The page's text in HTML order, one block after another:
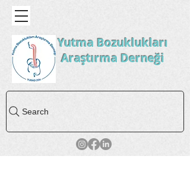
Yutma Bozuklukları
Araştırma Derneği
Search